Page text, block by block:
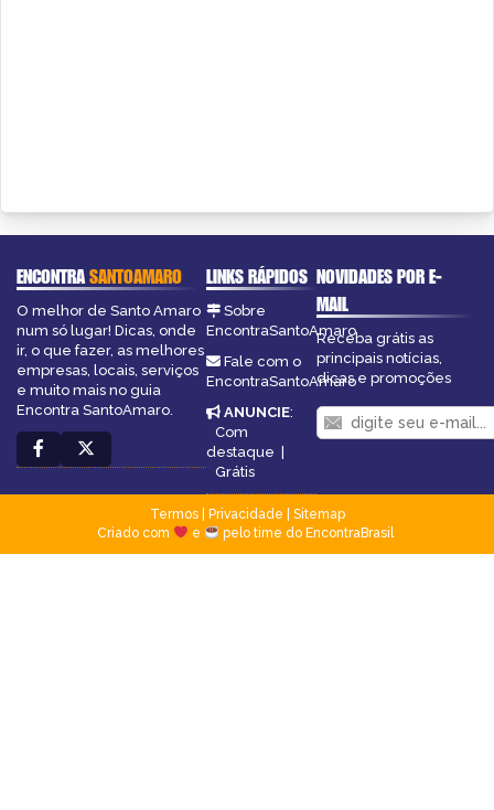
ENCONTRASANTOAMARO
O melhor de Santo Amaro
num só lugar! Dicas, onde
ir, o que fazer, as melhores
empresas, locais, serviços
e muito mais no guia
Encontra SantoAmaro.
LINKS RÁPIDOS
Sobre
EncontraSantoAmaro
Fale com o
EncontraSantoAmaro
ANUNCIE:
Com
destaque |
Grátis
NOVIDADES POR E-
MAIL
Receba grátis as
principais notícias,
dicas e promoções
Termos| Privacidade
Sitemap
Criado com
e pelo time do EncontraBrasil